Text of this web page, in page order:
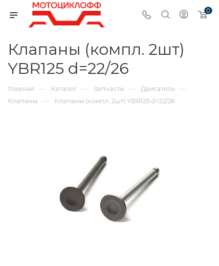
0
Клапаны (компл. 2шт)
YBR125 d=22/26
Главная — Каталог — Запчасти — Двигатель —
Клапаны — Клапаны (компл. 2шт) YBR125 d=22/26